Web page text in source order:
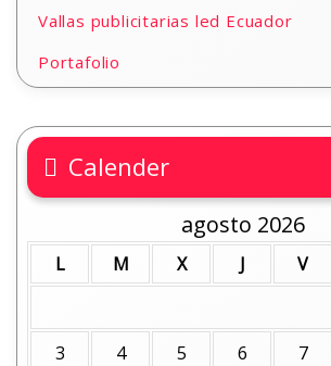
Vallas publicitarias led Ecuador
Portafolio
Calender
agosto 2026
L M X J V
3
4 5 6 7